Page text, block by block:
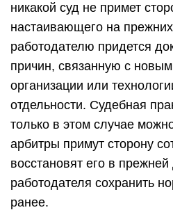
никакой суд не примет
настаивающего на
работодателю придется
причин, связанную с
организации или
отдельности. Судебная
только в этом случае
арбитры примут сторону
восстановят его в
работодателя сохранить
ранее.